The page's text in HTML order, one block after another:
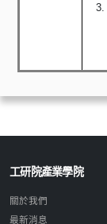
工研院產業學院
關於我們
最新消息